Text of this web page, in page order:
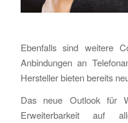
Ebenfalls sind weitere
Anbindungen an
Hersteller bieten bereits
Das neue Outlook für
Erweiterbarkeit auf